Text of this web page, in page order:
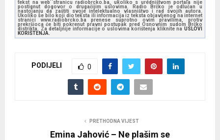
tekst na web stranicu radiobrcko.ba, ukoliko s uredništvom portala nije
postignut dogovor o drugačijim uslovima. Radio Brčko je odlučan u
nastojanju da zaštiti svoje intelektualno vlasništvo i rad svojih autora.
Ukoliko se bilo koji dio teksta ili informacija iz teksta objavljenog na internet
stranici www.radiobrcko.ba prenese suprotno ovim pravilima, protiv
prekršioca će biti pokrenut pravni postupak pred Osnovnim sudom Brčko
distrikta. Za detaljnije informacije o uslovima korištenja kliknite na USLOVI
KORIŠTENJA.
PODIJELI 0
PRETHODNA VIJEST
Emina Jahović – Ne plašim se